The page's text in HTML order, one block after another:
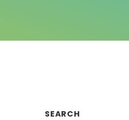
SEARCH